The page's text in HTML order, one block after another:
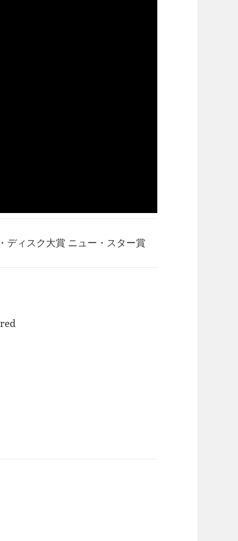
ディスク大賞 ニュー・スター賞